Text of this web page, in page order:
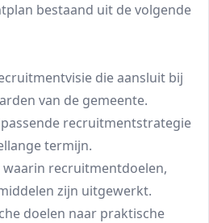
bestaand uit de volgende
die aansluit bij
van de gemeente.
recruitmentstrategie
termijn.
waarin recruitmentdoelen,
zijn uitgewerkt.
doelen naar praktische